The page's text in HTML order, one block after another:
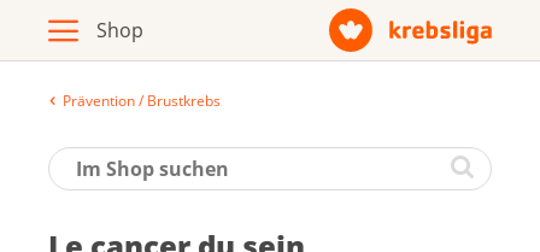
Broschüren / Infomaterial
Prävention / Brustkrebs